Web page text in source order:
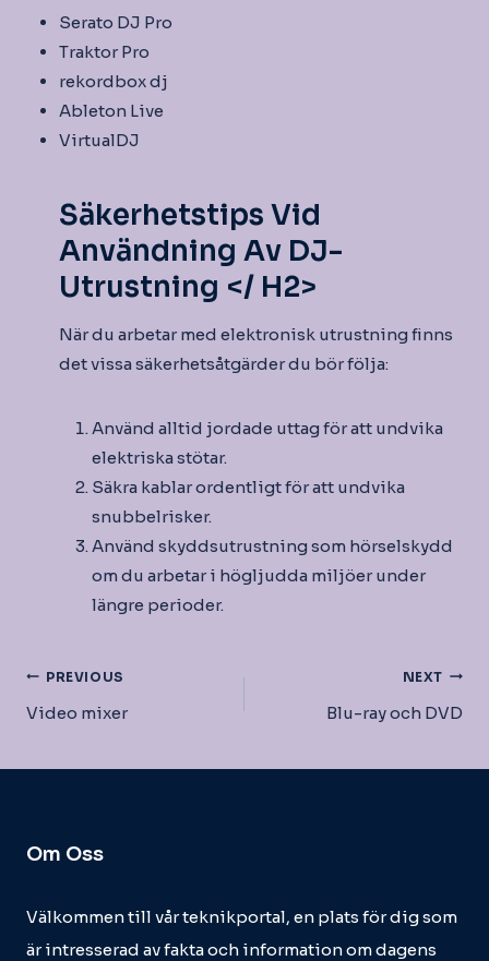
Serato DJ Pro
Traktor Pro
rekordbox dj
Ableton Live
VirtualDJ
Säkerhetstips Vid
Användning Av DJ-
Utrustning </ H2>
När du arbetar med elektronisk utrustning finns
det vissa säkerhetsåtgärder du bör följa:
Använd alltid jordade uttag för att undvika
elektriska stötar.
Säkra kablar ordentligt för att undvika
snubbelrisker.
Använd skyddsutrustning som hörselskydd
om du arbetar i högljudda miljöer under
längre perioder.
Inläggsnavigering
PREVIOUS
Video mixer
NEXT
Blu-ray och DVD
Om Oss
Välkommen till vår teknikportal, en plats för dig som
är intresserad av fakta och information om dagens